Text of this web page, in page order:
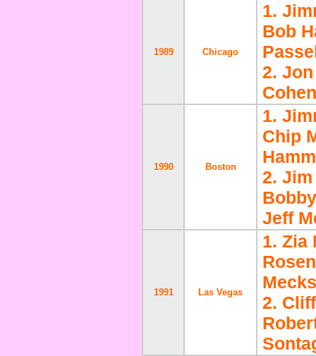
1989 Chicago
1.
Bob
2.
1990 Boston
1.
Chip
2. Jim
Jeff
1991 Las Vegas
1. Zia
2.